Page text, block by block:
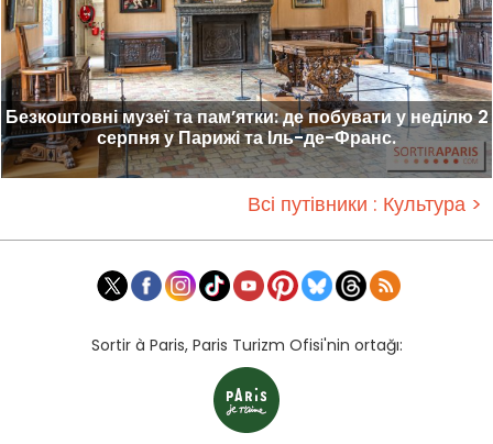
Безкоштовні музеї та пам’ятки: де побувати у неділю 2
серпня у Парижі та Іль-де-Франс.
Всі путівники : Культура >
Sortir à Paris, Paris Turizm Ofisi'nin ortağı: